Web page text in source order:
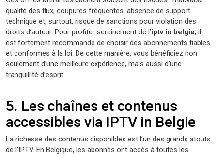
qualité des flux, coupures fréquentes, absence de support
technique et, surtout, risque de sanctions pour violation des
droits d’auteur. Pour profiter sereinement de l’iptv in belgie, il
est fortement recommandé de choisir des abonnements fiables
et conformes à la loi. De cette manière, vous bénéficiez non
seulement d’une meilleure expérience, mais aussi d’une
tranquillité d’esprit.
5. Les chaînes et contenus
accessibles via IPTV in Belgie
La richesse des contenus disponibles est l’un des grands atouts
de l’IPTV. En Belgique, les abonnés ont accès à toutes les